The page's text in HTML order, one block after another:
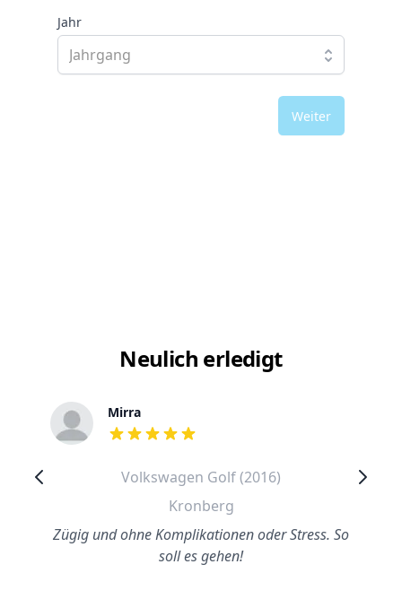
Jahr
Weiter
Neulich erledigt
Mirra
out of 5 stars
Volkswagen Golf (2016)
Kronberg
Zügig und ohne Komplikationen oder Stress. So
soll es gehen!